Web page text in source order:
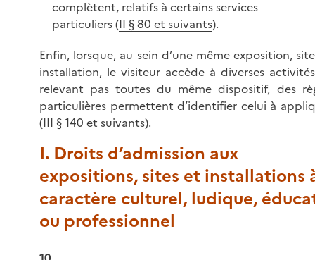
complètent, relatifs à certains services
particuliers (II § 80 et suivants).
Enfin, lorsque, au sein d’une même exposition,
installation, le visiteur accède à diverses
relevant pas toutes du même dispositif, des
particulières permettent d’identifier celui à
(III § 140 et suivants).
I. Droits d’admission aux
expositions, sites et installations
caractère culturel, ludique,
ou professionnel